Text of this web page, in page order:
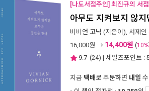
[나도서점주인] 최진규의 서
아무도 지켜보지 않
비비언 고닉 (지은이), 서제인
16,000원 → 14,400원 (10%
9.7 (24) | 세일즈포인트 :
지금 택배로 주문하면 내일